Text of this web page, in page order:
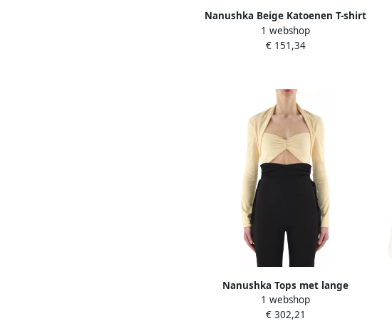
Nanushka Beige Katoenen T-shirt
Reece Beige Dames
1 webshop
€ 151,34
Nanushka Tops met lange
mouwen Beige Dames
1 webshop
€ 302,21